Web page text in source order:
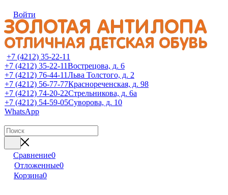
Войти
+7 (4212) 35-22-11
+7 (4212) 35-22-11Вострецова, д. 6
+7 (4212) 76-44-11Льва Толстого, д. 2
+7 (4212) 56-77-77Краснореченская, д. 98
+7 (4212) 74-20-22Стрельникова, д. 6а
+7 (4212) 54-59-05Суворова, д. 10
WhatsApp
Сравнение0
Отложенные0
Корзина0